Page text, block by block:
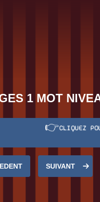
1 MOT
👉CLIQUEZ
SUIVANT